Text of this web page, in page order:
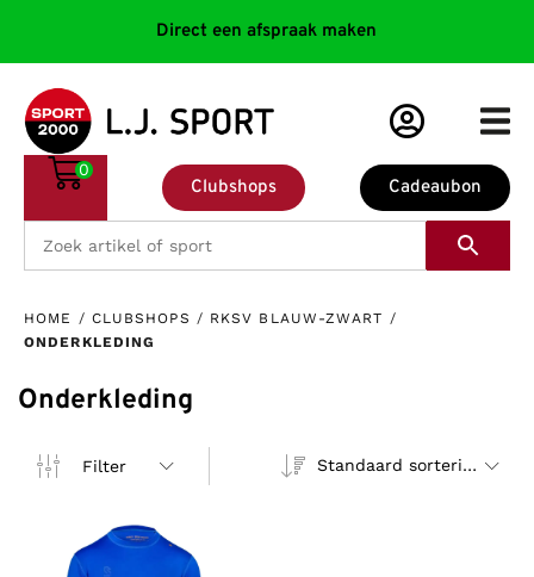
Direct een afspraak maken
Cadeaubon
Clubshops
0
HOME / CLUBSHOPS / RKSV BLAUW-ZWART /
ONDERKLEDING
Onderkleding
Filter Standaard sortering